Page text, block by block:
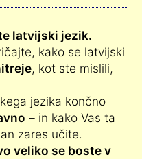
latvijski jezik.
kako se latvijski
, kot ste mislili,
jezika končno
– in kako Vas ta
zares učite.
veliko se boste v